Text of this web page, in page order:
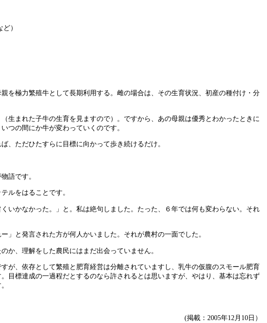
）
を極力繁殖牛として長期利用する。雌の場合は、その生育状況、初産の種付け・分
生まれた子牛の生育を見ますので）。ですから、あの母親は優秀とわかったときに
つの間にか牛が変わっていくのです。
、ただひたすらに目標に向かって歩き続けるだけ。
語です。
ルをはることです。
いかなかった。」と。私は絶句しました。たった、６年では何も変わらない。それ
と発言された方が何人かいました。それが農村の一面でした。
か、理解をした農民にはまだ出会っていません。
が、依存として繁殖と肥育経営は分離されていますし、乳牛の仮腹のスモール肥育
目標達成の一過程だとするのなら許されるとは思いますが、やはり、基本は忘れず
(掲載：2005年12月10日）